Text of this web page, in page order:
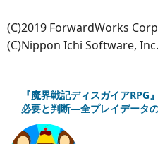
(C)2019 ForwardWorks
(C)Nippon Ichi Software, Inc.
『魔界戦記ディスガイア
必要と判断―全プレイデータ